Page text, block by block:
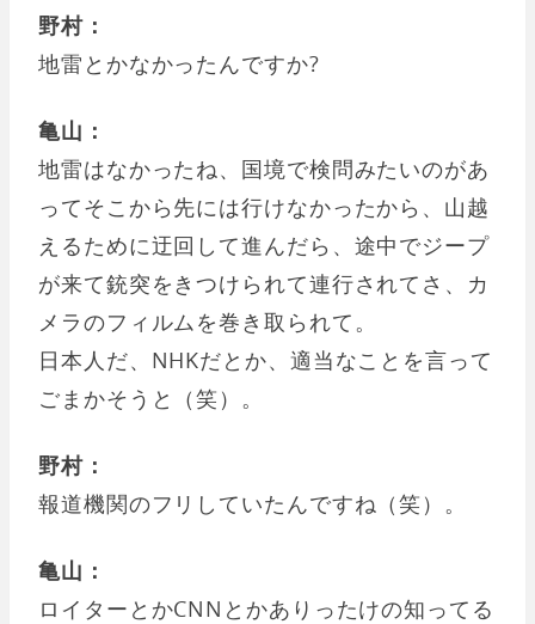
野村：
地雷とかなかったんですか?
亀山：
地雷はなかったね、国境で検問みたいのがあ
ってそこから先には行けなかったから、山越
えるために迂回して進んだら、途中でジープ
が来て銃突をきつけられて連行されてさ、カ
メラのフィルムを巻き取られて。
日本人だ、NHKだとか、適当なことを言って
ごまかそうと（笑）。
野村：
報道機関のフリしていたんですね（笑）。
亀山：
ロイターとかCNNとかありったけの知ってる